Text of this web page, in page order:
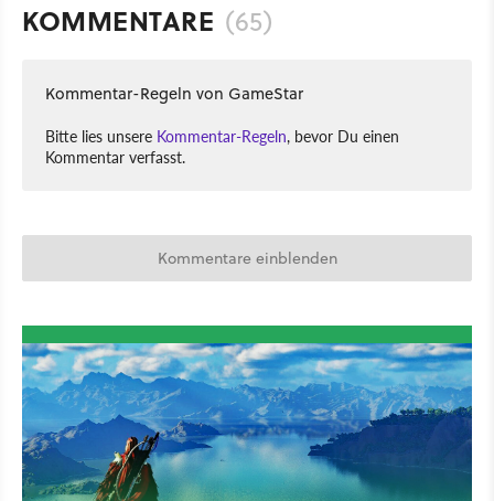
KOMMENTARE (65)
Kommentar-Regeln von GameStar
Bitte lies unsere Kommentar-Regeln, bevor Du einen
Kommentar verfasst.
Kommentare einblenden